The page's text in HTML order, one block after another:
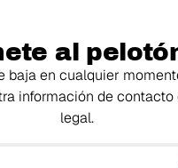
al
baja en cualquier
información de contacto
legal.